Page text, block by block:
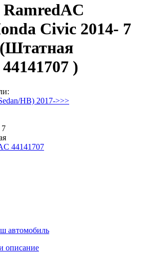
Civic 2014- 7
)
HB) 2017->>>
7
автомобиль
описание